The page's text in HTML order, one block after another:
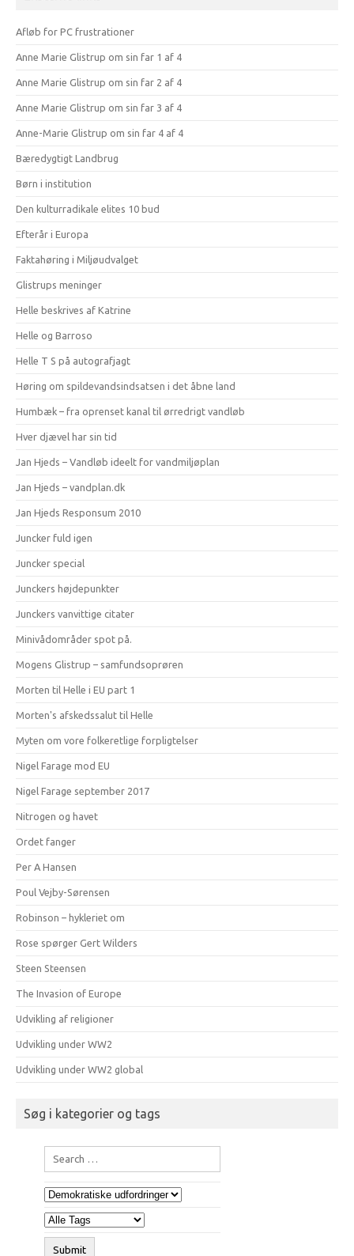
Afløb for PC frustrationer
Anne Marie Glistrup om sin far 1 af 4
Anne Marie Glistrup om sin far 2 af 4
Anne Marie Glistrup om sin far 3 af 4
Anne-Marie Glistrup om sin far 4 af 4
Bæredygtigt Landbrug
Børn i institution
Den kulturradikale elites 10 bud
Efterår i Europa
Faktahøring i Miljøudvalget
Glistrups meninger
Helle beskrives af Katrine
Helle og Barroso
Helle T S på autografjagt
Høring om spildevandsindsatsen i det åbne land
Humbæk – fra oprenset kanal til ørredrigt vandløb
Hver djævel har sin tid
Jan Hjeds – Vandløb ideelt for vandmiljøplan
Jan Hjeds – vandplan.dk
Jan Hjeds Responsum 2010
Juncker fuld igen
Juncker special
Junckers højdepunkter
Junckers vanvittige citater
Minivådområder spot på.
Mogens Glistrup – samfundsoprøren
Morten til Helle i EU part 1
Morten's afskedssalut til Helle
Myten om vore folkeretlige forpligtelser
Nigel Farage mod EU
Nigel Farage september 2017
Nitrogen og havet
Ordet fanger
Per A Hansen
Poul Vejby-Sørensen
Robinson – hykleriet om
Rose spørger Gert Wilders
Steen Steensen
The Invasion of Europe
Udvikling af religioner
Udvikling under WW2
Udvikling under WW2 global
Søg i kategorier og tags